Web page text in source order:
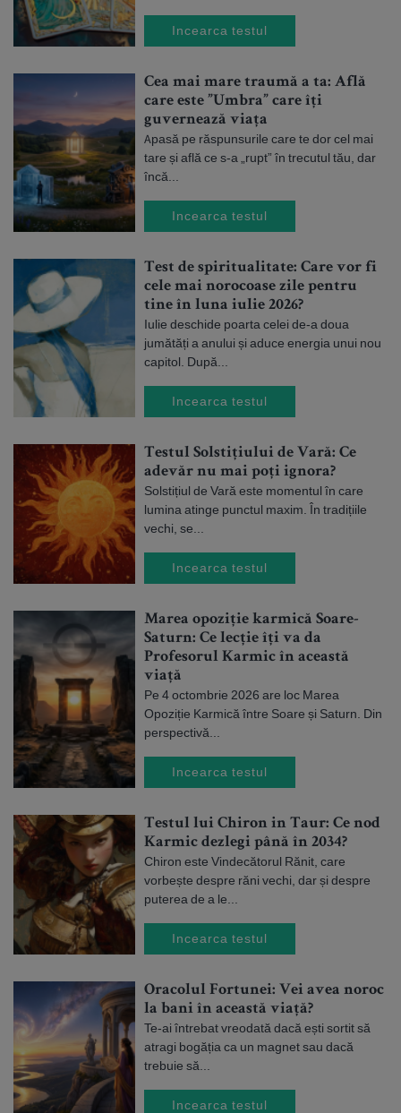
Incearca testul
Cea mai mare traumă a ta: Află
care este ”Umbra” care îți
guvernează viața
Apasă pe răspunsurile care te dor cel mai
tare și află ce s-a „rupt” în trecutul tău, dar
încă...
Incearca testul
Test de spiritualitate: Care vor fi
cele mai norocoase zile pentru
tine în luna iulie 2026?
Iulie deschide poarta celei de-a doua
jumătăți a anului și aduce energia unui nou
capitol. După...
Incearca testul
Testul Solstițiului de Vară: Ce
adevăr nu mai poți ignora?
Solstițiul de Vară este momentul în care
lumina atinge punctul maxim. În tradițiile
vechi, se...
Incearca testul
Marea opoziție karmică Soare-
Saturn: Ce lecție îți va da
Profesorul Karmic în această
viață
Pe 4 octombrie 2026 are loc Marea
Opoziție Karmică între Soare și Saturn. Din
perspectivă...
Incearca testul
Testul lui Chiron in Taur: Ce nod
Karmic dezlegi până în 2034?
Chiron este Vindecătorul Rănit, care
vorbește despre răni vechi, dar și despre
puterea de a le...
Incearca testul
Oracolul Fortunei: Vei avea noroc
la bani în această viață?
Te-ai întrebat vreodată dacă ești sortit să
atragi bogăția ca un magnet sau dacă
trebuie să...
Incearca testul